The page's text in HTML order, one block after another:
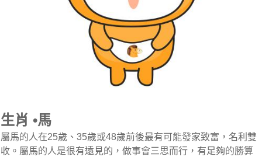
生肖 •馬
屬馬的人在25歲、35歲或48歲前後最有可能發家致富，名利雙
收。屬馬的人是很有遠見的，做事會三思而行，有足夠的勝算